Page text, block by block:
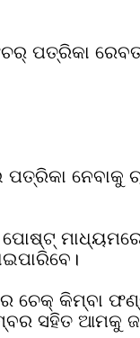
ପତ୍ରିକା
ମାଧ୍ୟମରେ
ଚେକ୍
ସହିତ ଆମକୁ